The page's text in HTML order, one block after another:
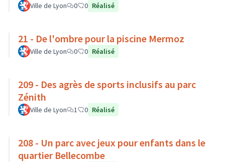
Ville de Lyon 0 0 Réalisé
21 - De l'ombre pour la piscine Mermoz
Ville de Lyon 0 0 Réalisé
209 - Des agrès de sports inclusifs au parc
Zénith
Ville de Lyon 1 0 Réalisé
208 - Un parc avec jeux pour enfants dans le
quartier Bellecombe